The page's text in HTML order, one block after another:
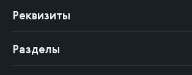
Реквизиты
Разделы